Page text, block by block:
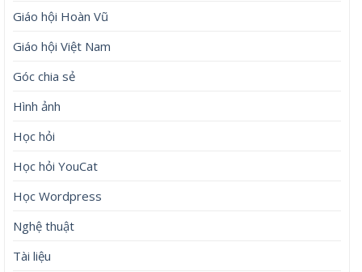
Giáo hội Hoàn Vũ
Giáo hội Việt Nam
Góc chia sẻ
Hình ảnh
Học hỏi
Học hỏi YouCat
Học Wordpress
Nghệ thuật
Tài liệu